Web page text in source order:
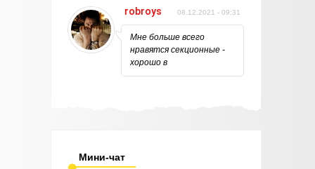
robroys 08.12.2021 - 09:31
Мне больше всего
нравятся секционные -
хорошо в
Мини-чат